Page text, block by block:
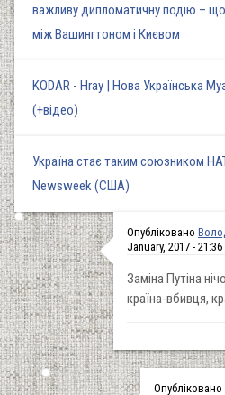
важливу дипломатичну подію –
між Вашингтоном і Києвом
KODAR - Hray | Нова Українська
(+відео)
Україна стає таким союзником
Newsweek (США)
Опубліковано
January, 2017 - 21:36
Заміна Путіна
країна-вбивця,
Опубліковано